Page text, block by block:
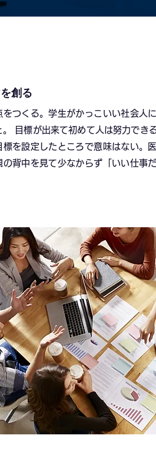
創る
をつくる。学生がかっこいい社会人
。 目標が出来て初めて人は努力でき
標を設定したところで意味はない。
の背中を見て少なからず「いい仕事